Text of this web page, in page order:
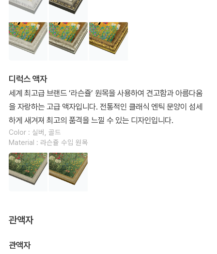
디럭스 액자
세계 최고급 브랜드 ‘라슨쥴’ 원목을 사용하여 견고함과 아름다움
을 자랑하는 고급 액자입니다. 전통적인 클래식 엔틱 문양이 섬세
하게 새겨져 최고의 품격을 느낄 수 있는 디자인입니다.
Color : 실버, 골드
Material : 라슨쥴 수입 원목
관액자
관액자